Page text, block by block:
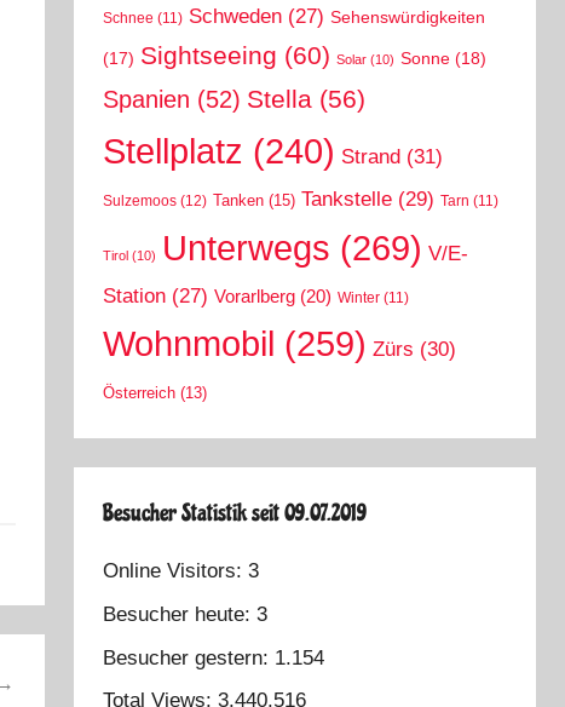
Schnee (11) Schweden (27) Sehenswürdigkeiten
(17) Sightseeing (60) Solar (10) Sonne (18)
Spanien (52) Stella (56)
Stellplatz (240) Strand (31)
Sulzemoos (12) Tanken (15) Tankstelle (29) Tarn (11)
Tirol (10) Unterwegs (269) V/E-
Station (27) Vorarlberg (20) Winter (11)
Wohnmobil (259) Zürs (30)
Österreich (13)
Besucher Statistik seit 09.07.2019
Online Visitors:3
Besucher heute:3
Besucher gestern: 1.154
Total Views:3.440.516